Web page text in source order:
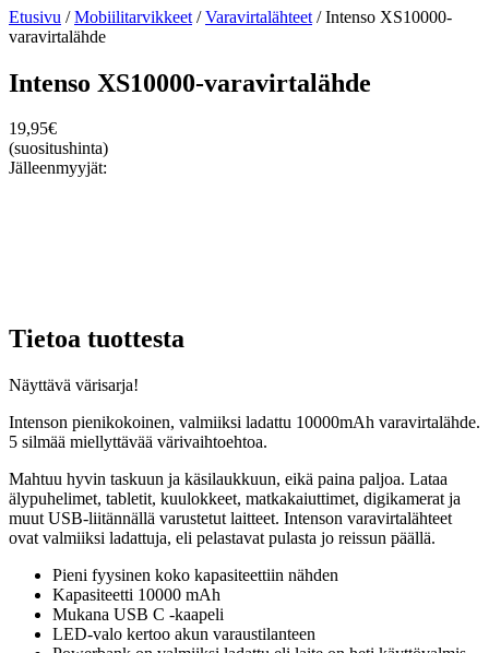
Etusivu /Mobiilitarvikkeet /Varavirtalähteet / Intenso XS10000-
varavirtalähde
Intenso XS10000-varavirtalähde
19,95€
(suositushinta)
Jälleenmyyjät:
Tietoa tuottesta
Näyttävä värisarja!
Intenson pienikokoinen, valmiiksi ladattu 10000mAh varavirtalähde.
5 silmää miellyttävää värivaihtoehtoa.
Mahtuu hyvin taskuun ja käsilaukkuun, eikä paina paljoa. Lataa
älypuhelimet, tabletit, kuulokkeet, matkakaiuttimet, digikamerat ja
muut USB-liitännällä varustetut laitteet. Intenson varavirtalähteet
ovat valmiiksi ladattuja, eli pelastavat pulasta jo reissun päällä.
Pieni fyysinen koko kapasiteettiin nähden
Kapasiteetti 10000 mAh
Mukana USB C -kaapeli
LED-valo kertoo akun varaustilanteen